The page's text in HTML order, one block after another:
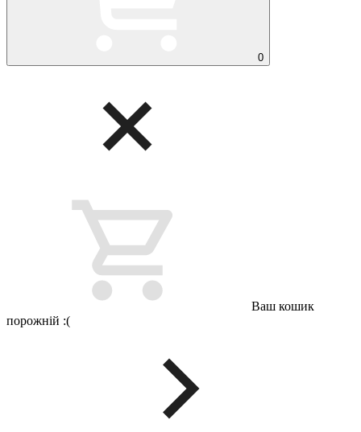
0
Ваш кошик
порожній :(